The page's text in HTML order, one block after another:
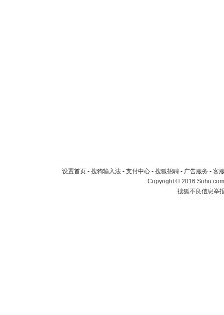
设置首页 - 搜狗输入法 - 支付中心 - 搜狐招聘 - 广告服务 - 客
Copyright©2016
搜狐不良信息举